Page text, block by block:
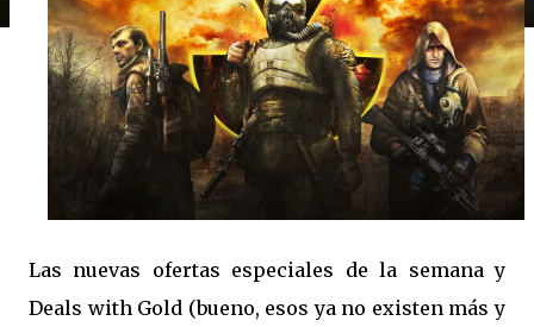
Las nuevas ofertas especiales de la semana y
Deals with Gold (bueno, esos ya no existen más y